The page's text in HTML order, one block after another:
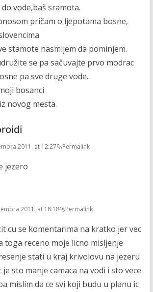
vode,baš sramota.
pričam o ljepotama bosne,
stamote nasmijem da pominjem.
se pa sačuvajte prvo modrac
pa sve druge vode.
bosanci
novog mesta.
2011. at 12:27 Permalink
jezero
2011. at 18:18 Permalink
cu se komentarima na kratko jer vec
toga receno moje licno misljenje
stati u kraj krivolovu na jezeru
je sto manje camaca na vodi i sto vece
mislim da ce svi koji budu u planu ic